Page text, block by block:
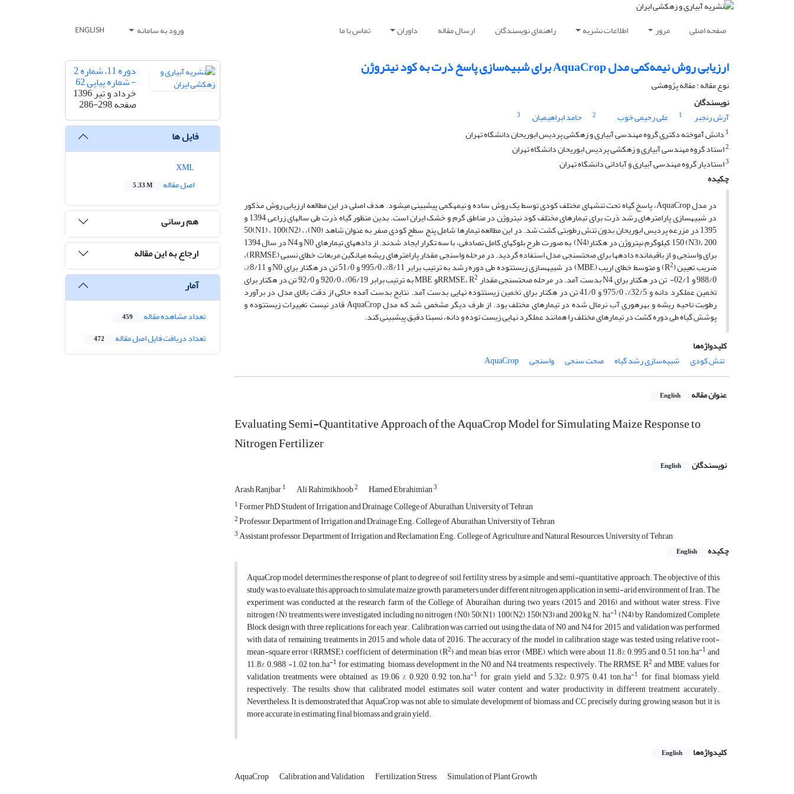
صفحه اصلی مرور اطلاعات نشریه راهنمای نویسندگان ارسال مقاله داوران تماس با ما ورود به سامانه ENGLISH
ارزیابی روش نیمه‌کمی مدل AquaCrop برای شبیه‌سازی پاسخ ذرت به کود نیتروژن
نوع مقاله : مقاله پژوهشی
نویسندگان
آرش رنجبر
1 علی رحیمی خوب 2 حامد ابراهیمیان
3
1 دانش آموخته دکتری گروه مهندسی آبیاری و زهکشی پردیس ابوریحان دانشگاه تهران
2استاد گروه مهندسی آبیاری و زهکشی پردیس ابوریحان دانشگاه تهران
3استادیار گروه مهندسی آبیاری و آبادانی دانشگاه تهران
چکیده
در مدل AquaCrop، پاسخ گیاه تحت تنش­های مختلف کودی توسط یک روش ساده و نیمه­کمی پیش­بینی می­شود. هدف اصلی در این مطالعه ارزیابی روش مذکور
در شبیه­سازی پارامترهای رشد ذرت برای تیمارهای مختلف کود نیتروژن در مناطق گرم و خشک ایران است. بدین منظور گیاه ذرت طی سال­های زراعی 1394 و
1395 در مزرعه پردیس ابوریحان بدون تنش رطوبتی کشت شد. در این مطالعه تیمارها شامل پنج سطح کودی صفر به عنوان شاهد (N0)، 50(N1) ، 100(N2) ،
150 (N3)، 200 کیلوگرم نیتروژن در هکتار(N4) به صورت طرح بلوک­های کامل تصادفی، با سه تکرار ایجاد شدند. از داده­های تیمارهای N0 و N4 در سال 1394
برای واسنجی­ و از باقیمانده داده­ها برای صحت­سنجی مدل استفاده گردید. در مرحله واسنجی مقدار پارامتر­های ریشه میانگین مربعات خطای نسبی (RRMSE)،
ضریب تعیین (R2 ) و متوسط خطای اریب (MBE) در شبیه­سازی زیست­توده طی دوره رشد به ترتیب برابر 8/11%، 995/0 و 51/0 تن در هکتار برای N0 و 8/11%،
988/0 و 02/1- تن در هکتار برای N4 بدست آمد. در مرحله صحت­سنجی مقدار RRMSE، R 2 و MBE به ترتیب برابر 06/19%، 920/0 و 92/0 تن در هکتار برای
تخمین عملکرد دانه و 32/5%، 975/0 و 41/0 تن در هکتار برای تخمین زیست­توده نهایی بدست آمد. نتایج بدست آمده حاکی از دقت بالای مدل در برآورد
رطوبت ناحیه ریشه و بهره­وری آب نرمال شده در تیمار­های مختلف بود. از طرف دیگر مشخص شد که مدل AquaCrop قادر نیست تغییرات زیست­توده و
پوشش گیاه طی دوره کشت در تیمار­های مختلف را همانند عملکرد نهایی زیست توده و دانه، نسبتا دقیق پیش­بینی کند.
کلیدواژه‌ها
تنش کودی
شبیه‌سازی رشد گیاه صحت سنجی واسنجی AquaCrop
عنوان مقاله English
Evaluating Semi-Quantitative Approach of the AquaCrop Model for Simulating Maize Response to
Nitrogen Fertilizer
نویسندگان English
Arash Ranjbar1 Ali Rahimikhoob2 Hamed Ebrahimian3
1Former PhD Student of Irrigation and Drainage, College of Aburaihan, University of Tehran
2Professor, Department of Irrigation and Drainage Eng., College of Aburaihan, University of Tehran
3Assistant professor, Department of Irrigation and Reclamation Eng., College of Agriculture and Natural Resources, University of Tehran
چکیده
English
AquaCrop model determines the response of plant to degree of soil fertility stress by a simple and semi-quantitative approach. The objective of this
study was to evaluate this approach to simulate maize growth parameters under different nitrogen application in semi-arid environment of Iran. The
experiment was conducted at the research farm of the College of Aburaihan, during two years (2015 and 2016) and without water stress. Five
nitrogen (N) treatments were investigated including no nitrogen (N0), 50(N1), 100(N2), 150(N3) and 200 kg N. ha-1(N4) by Randomized Complete
Block design with three replications for each year. Calibration was carried out using the data of N0 and N4 for 2015 and validation was performed
with data of remaining treatments in 2015 and whole data of 2016. The accuracy of the model in calibration stage was tested using relative root-
mean-square error (RRMSE), coefficient of determination (R2) and mean bias error (MBE), which were about 11.8%, 0.995 and 0.51 ton.ha-1 and
11.8%, 0.988, -1.02 ton.ha-1 for estimating biomass development in the N0 and N4 treatments, respectively. The RRMSE, R2 and MBE values for
validation treatments were obtained as 19.06 %, 0.920, 0.92 ton.ha-1 for grain yield and 5.32%, 0.975, 0.41 ton.ha-1 for final biomass yield,
respectively. The results show that calibrated model estimates soil water content and water productivity in different treatment accurately.
Nevertheless, It is demonstrated that AquaCrop was not able to simulate development of biomass and CC precisely during growing season, but it is
more accurate in estimating final biomass and grain yield.
کلیدواژه‌ها English
AquaCrop Calibration and Validation Fertilization Stress Simulation of Plant Growth
دوره 11، شماره 2
- شماره پیاپی 62
خرداد و تیر 1396
صفحه286-298
فایل ها
اصل مقاله
5.33 M
هم رسانی
ارجاع به این مقاله
آمار
تعداد مشاهده مقاله 459
تعداد دریافت فایل اصل مقاله 472